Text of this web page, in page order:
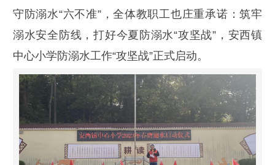
守防溺水“六不准”，全体教职工也庄重承诺：筑牢
溺水安全防线，打好今夏防溺水“攻坚战”，安西镇
中心小学防溺水工作“攻坚战”正式启动。